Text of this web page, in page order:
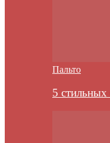
Пальто
5